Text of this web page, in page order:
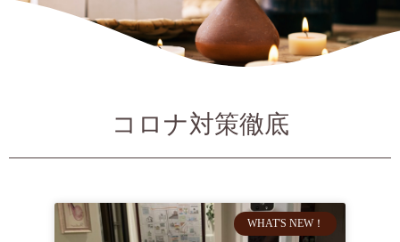
コロナ対策徹底
WHAT'S NEW！